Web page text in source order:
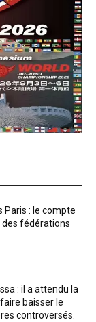
Paris : le compte
fédérations
: il a attendu la
baisser le
controversés.